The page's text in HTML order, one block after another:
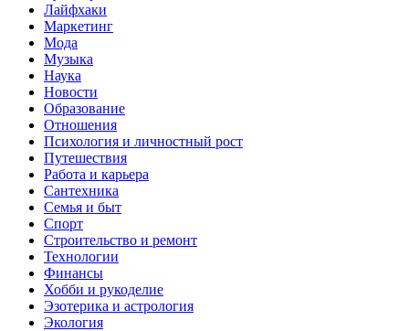
Лайфхаки
Маркетинг
Мода
Музыка
Наука
Новости
Образование
Отношения
Психология и личностный рост
Путешествия
Работа и карьера
Сантехника
Семья и быт
Спорт
Строительство и ремонт
Технологии
Финансы
Хобби и рукоделие
Эзотерика и астрология
Экология